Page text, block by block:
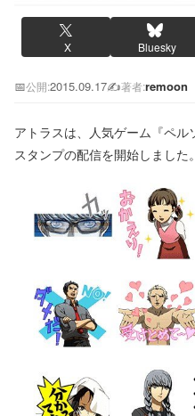
X Bluesky
📅公開:2015.09.17✍️著者:remoon
アトラスは、人気ゲーム『ペ
スタンプの配信を開始しました